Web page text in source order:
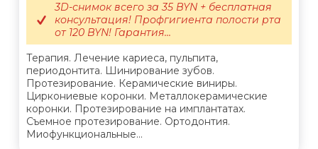
Терапия. Лечение кариеса, пульпита,
периодонтита. Шинирование зубов.
Протезирование. Керамические виниры.
Циркониевые коронки. Металлокерамические
коронки. Протезирование на имплантатах.
Съемное протезирование. Ортодонтия.
Миофункциональные...
3D-снимок всего за 35 BYN + бесплатная
консультация! Профгигиента полости рта
от 120 BYN! Гарантия...